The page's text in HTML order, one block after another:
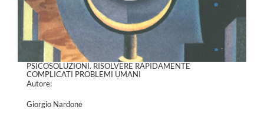
PSICOSOLUZIONI. RISOLVERE RAPIDAMENTE
COMPLICATI PROBLEMI UMANI
Autore:
Giorgio Nardone